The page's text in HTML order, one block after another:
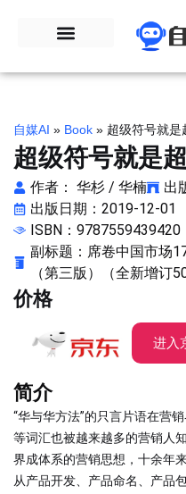
自媒AI » Book » 超级符号就是
超级符号就是
作者： 华杉 / 华楠
出
出版日期：2019-12-01
ISBN：9787559439420
副标题：席卷中国市场
（第三版）（全新增订
价格
进入
简介
“华与华方法”的只言片语在营
等词汇也被越来越多的营销人
界成体系的营销思想，十余年来
从产品开发、产品命名、产品